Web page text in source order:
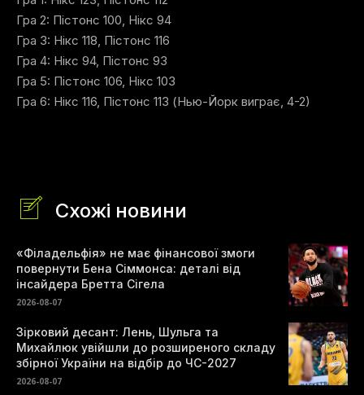
Гра 2: Пістонс 100, Нікс 94
Гра 3: Нікс 118, Пістонс 116
Гра 4: Нікс 94, Пістонс 93
Гра 5: Пістонс 106, Нікс 103
Гра 6: Нікс 116, Пістонс 113 (Нью-Йорк виграє, 4-2)
Схожі новини
«Філадельфія» не має фінансової змоги
повернути Бена Сіммонса: деталі від
інсайдера Бретта Сігела
2026-08-07
Зірковий десант: Лень, Шульга та
Михайлюк увійшли до розширеного складу
збірної України на відбір до ЧС-2027
2026-08-07